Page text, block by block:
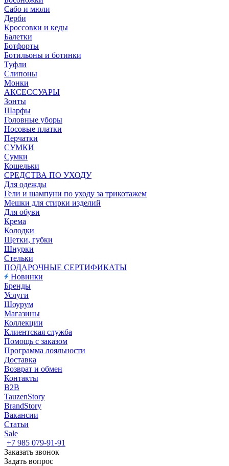
Сабо и мюли
Дерби
Кроссовки и кеды
Балетки
Ботфорты
Ботильоны и ботинки
Туфли
Слипоны
Монки
АКСЕССУАРЫ
Зонты
Шарфы
Головные уборы
Носовые платки
Перчатки
СУМКИ
Сумки
Кошельки
CРЕДСТВА ПО УХОДУ
Для одежды
Гели и шампуни по уходу за трикотажем
Мешки для стирки изделий
Для обуви
Крема
Колодки
Щетки, губки
Шнурки
Стельки
ПОДАРОЧНЫЕ СЕРТИФИКАТЫ
Новинки
Бренды
Услуги
Шоурум
Магазины
Коллекции
Клиентская служба
Помощь с заказом
Программа лояльности
Доставка
Возврат и обмен
Контакты
B2B
TauzenStory
BrandStory
Вакансии
Статьи
Sale
+7 985 079-91-91
Заказать звонок
Задать вопрос